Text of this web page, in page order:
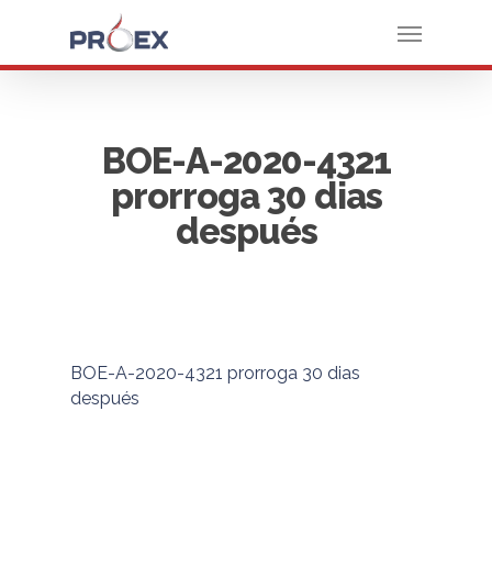
BOE-A-2020-4321
prorroga 30 dias
después
BOE-A-2020-4321 prorroga 30 dias
después